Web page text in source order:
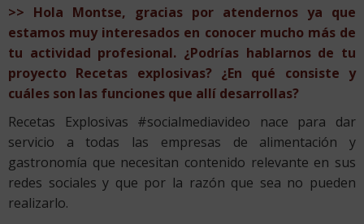
>> Hola Montse, gracias por atendernos ya que
estamos muy interesados en conocer mucho más de
tu actividad profesional. ¿Podrías hablarnos de tu
proyecto Recetas explosivas? ¿En qué consiste y
cuáles son las funciones que allí desarrollas?
Recetas Explosivas #socialmediavideo nace para dar
servicio a todas las empresas de alimentación y
gastronomía que necesitan contenido relevante en sus
redes sociales y que por la razón que sea no pueden
realizarlo.